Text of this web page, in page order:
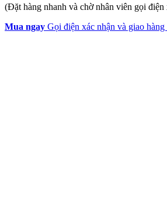
(Đặt hàng nhanh và chờ nhân viên gọi điện
Mua ngay Gọi điện xác nhận và giao hàng